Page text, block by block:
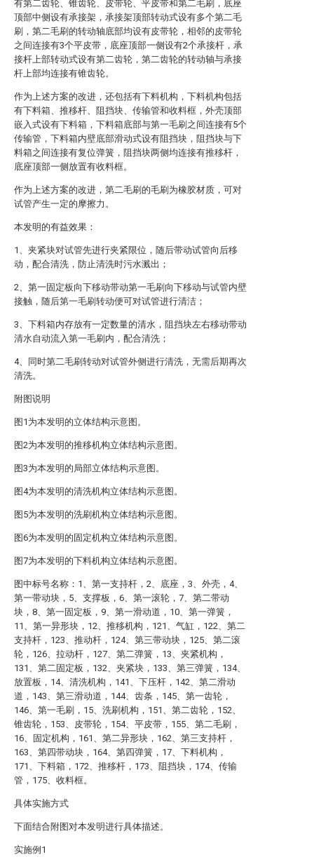
有第二齿轮、锥齿轮、皮带轮、平皮带和第二毛刷，底座
顶部中侧设有承接架，承接架顶部转动式设有多个第二毛
刷，第二毛刷的转动轴底部均设有皮带轮，相邻的皮带轮
之间连接有3个平皮带，底座顶部一侧设有2个承接杆，承
接杆上部转动式设有第二齿轮，第二齿轮的转动轴与承接
杆上部均连接有锥齿轮。
作为上述方案的改进，还包括有下料机构，下料机构包括
有下料箱、推移杆、阻挡块、传输管和收料框，外壳顶部
嵌入式设有下料箱，下料箱底部与第一毛刷之间连接有5个
传输管，下料箱内壁底部滑动式设有阻挡块，阻挡块与下
料箱之间连接有复位弹簧，阻挡块两侧均连接有推移杆，
底座顶部一侧放置有收料框。
作为上述方案的改进，第二毛刷的毛刷为橡胶材质，可对
试管产生一定的摩擦力。
本发明的有益效果：
1、夹紧块对试管先进行夹紧限位，随后带动试管向后移
动，配合清洗，防止清洗时污水溅出；
2、第一固定板向下移动带动第一毛刷向下移动与试管内壁
接触，随后第一毛刷转动便可对试管进行清洁；
3、下料箱内存放有一定数量的清水，阻挡块左右移动带动
清水自动流入第一毛刷内，配合清洗；
4、同时第二毛刷转动对试管外侧进行清洗，无需后期再次
清洗。
附图说明
图1为本发明的立体结构示意图。
图2为本发明的推移机构立体结构示意图。
图3为本发明的局部立体结构示意图。
图4为本发明的清洗机构立体结构示意图。
图5为本发明的洗刷机构立体结构示意图。
图6为本发明的固定机构立体结构示意图。
图7为本发明的下料机构立体结构示意图。
图中标号名称：1、第一支持杆，2、底座，3、外壳，4、
第一带动块，5、支撑板，6、第一滚轮，7、第二带动
块，8、第一固定板，9、第一滑动道，10、第一弹簧，
11、第一异形块，12、推移机构，121、气缸，122、第二
支持杆，123、推动杆，124、第三带动块，125、第二滚
轮，126、拉动杆，127、第二弹簧，13、夹紧机构，
131、第二固定板，132、夹紧块，133、第三弹簧，134、
放置板，14、清洗机构，141、下压杆，142、第二滑动
道，143、第三滑动道，144、齿条，145、第一齿轮，
146、第一毛刷，15、洗刷机构，151、第二齿轮，152、
锥齿轮，153、皮带轮，154、平皮带，155、第二毛刷，
16、固定机构，161、第二异形块，162、第三支持杆，
163、第四带动块，164、第四弹簧，17、下料机构，
171、下料箱，172、推移杆，173、阻挡块，174、传输
管，175、收料框。
具体实施方式
下面结合附图对本发明进行具体描述。
实施例1